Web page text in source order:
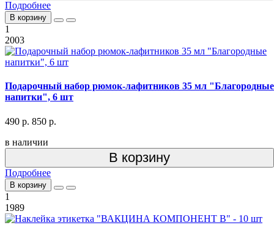
Подробнее
В корзину
1
2003
Подарочный набор рюмок-лафитников 35 мл "Благородные
напитки", 6 шт
490 р. 850 р.
в наличии
В корзину
Подробнее
В корзину
1
1989